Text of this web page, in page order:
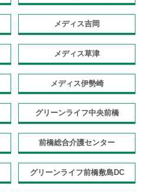
メディス吉岡
メディス草津
メディス伊勢崎
グリーンライフ中央前橋
前橋総合介護センター
グリーンライフ前橋敷島DC